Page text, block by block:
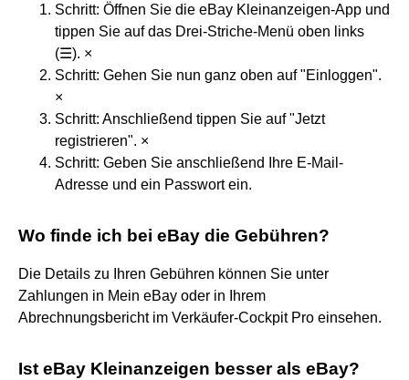
Schritt: Öffnen Sie die eBay Kleinanzeigen-App und
tippen Sie auf das Drei-Striche-Menü oben links
(☰). ×
Schritt: Gehen Sie nun ganz oben auf "Einloggen".
×
Schritt: Anschließend tippen Sie auf "Jetzt
registrieren". ×
Schritt: Geben Sie anschließend Ihre E-Mail-
Adresse und ein Passwort ein.
Wo finde ich bei eBay die Gebühren?
Die Details zu Ihren Gebühren können Sie unter
Zahlungen in Mein eBay oder in Ihrem
Abrechnungsbericht im Verkäufer-Cockpit Pro einsehen.
Ist eBay Kleinanzeigen besser als eBay?